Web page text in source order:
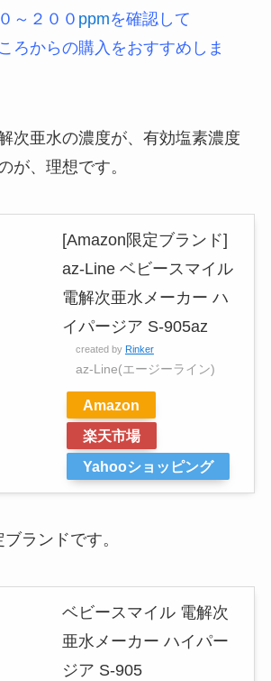
～２００ ppmを確認して
ろからの購入をおすすめしま
次亜水の濃度が、有効塩素濃度
が、理想です。
[Amazon限定ブランド]
az-Line ベビースマイル
電解次亜水メーカー ハ
イパージア S-905az
created by Rinker
az-Line(エージーライン)
Amazon
楽天市場
Yahooショッピング
ランドです。
ベビースマイル 電解次
亜水メーカー ハイパー
ジア S-905